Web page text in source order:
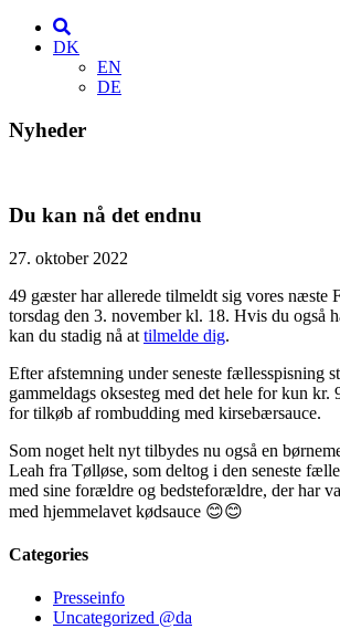
DK
EN
DE
Nyheder
Du kan nå det endnu
27. oktober 2022
49 gæster har allerede tilmeldt sig vores
torsdag den 3. november kl. 18. Hvis du også
kan du stadig nå at tilmelde dig.
Efter afstemning under seneste fællesspisning
gammeldags oksesteg med det hele for kun kr.
for tilkøb af rombudding med kirsebærsauce.
Som noget helt nyt tilbydes nu også en
Leah fra Tølløse, som deltog i den seneste
med sine forældre og bedsteforældre, der har
med hjemmelavet kødsauce 😊😊
Categories
Presseinfo
Uncategorized @da